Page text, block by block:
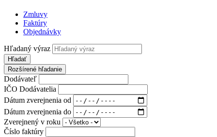
Zmluvy
Faktúry
Objednávky
Hľadaný výraz
Hľadať
Rozšírené hľadanie
Dodávateľ
IČO Dodávatelia
Dátum zverejnenia od
Dátum zverejnenia do
Zverejnený v roku
Číslo faktúry